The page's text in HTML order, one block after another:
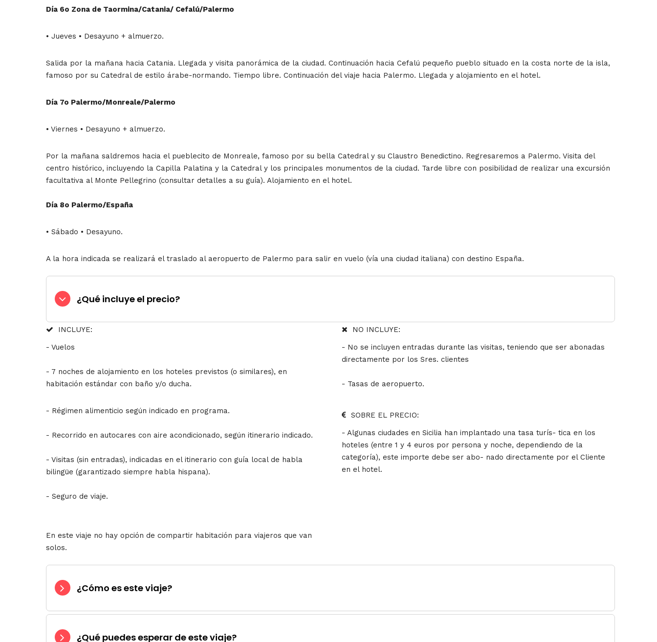
Día 6o Zona de Taormina/Catania/ Cefalú/Palermo
• Jueves • Desayuno + almuerzo.
Salida por la mañana hacia Catania. Llegada y visita panorámica de la ciudad. Continuación hacia Cefalú pequeño pueblo situado en la costa norte de la isla,
famoso por su Catedral de estilo árabe-normando. Tiempo libre. Continuación del viaje hacia Palermo. Llegada y alojamiento en el hotel.
Día 7o Palermo/Monreale/Palermo
• Viernes • Desayuno + almuerzo.
Por la mañana saldremos hacia el pueblecito de Monreale, famoso por su bella Catedral y su Claustro Benedictino. Regresaremos a Palermo. Visita del
centro histórico, incluyendo la Capilla Palatina y la Catedral y los principales monumentos de la ciudad. Tarde libre con posibilidad de realizar una excursión
facultativa al Monte Pellegrino (consultar detalles a su guía). Alojamiento en el hotel.
Día 8o Palermo/España
• Sábado • Desayuno.
A la hora indicada se realizará el traslado al aeropuerto de Palermo para salir en vuelo (vía una ciudad italiana) con destino España.
¿Qué incluye el precio?
INCLUYE:
- Vuelos
- 7 noches de alojamiento en los hoteles previstos (o similares), en
habitación estándar con baño y/o ducha.
- Régimen alimenticio según indicado en programa.
- Recorrido en autocares con aire acondicionado, según itinerario indicado.
- Visitas (sin entradas), indicadas en el itinerario con guía local de habla
bilingüe (garantizado siempre habla hispana).
- Seguro de viaje.
En este viaje no hay opción de compartir habitación para viajeros que van
solos.
NO INCLUYE:
- No se incluyen entradas durante las visitas, teniendo que ser abonadas
directamente por los Sres. clientes
- Tasas de aeropuerto.
SOBRE EL PRECIO:
- Algunas ciudades en Sicilia han implantado una tasa turís- tica en los
hoteles (entre 1 y 4 euros por persona y noche, dependiendo de la
categoría), este importe debe ser abo- nado directamente por el Cliente
en el hotel.
¿Cómo es este viaje?
¿Qué puedes esperar de este viaje?